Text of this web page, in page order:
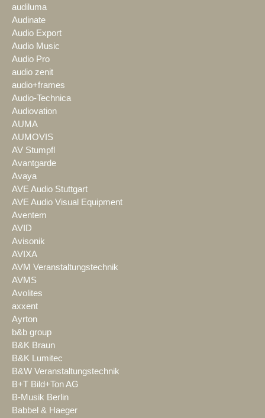
audiluma
Audinate
Audio Export
Audio Music
Audio Pro
audio zenit
audio+frames
Audio-Technica
Audiovation
AUMA
AUMOVIS
AV Stumpfl
Avantgarde
Avaya
AVE Audio Stuttgart
AVE Audio Visual Equipment
Aventem
AVID
Avisonik
AVIXA
AVM Veranstaltungstechnik
AVMS
Avolites
axxent
Ayrton
b&b group
B&K Braun
B&K Lumitec
B&W Veranstaltungstechnik
B+T Bild+Ton AG
B-Musik Berlin
Babbel & Haeger